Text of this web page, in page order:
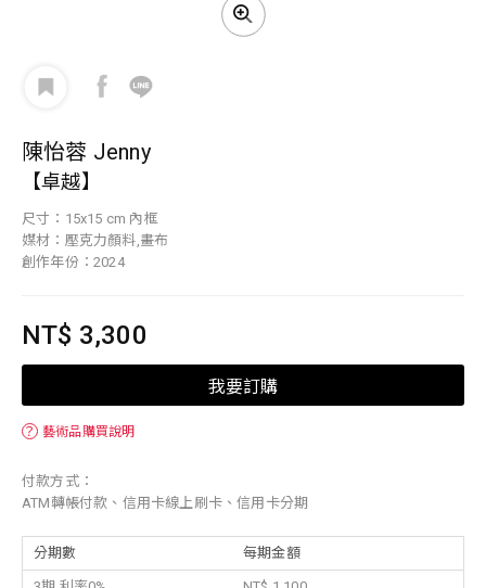
陳怡蓉 Jenny
【卓越】
尺寸：15x15 cm 內框
媒材：壓克力顏料,畫布
創作年份：2024
NT$ 3,300
我要訂購
？ 藝術品購買說明
付款方式：
ATM轉帳付款、信用卡線上刷卡、信用卡分期
分期數 每期金額